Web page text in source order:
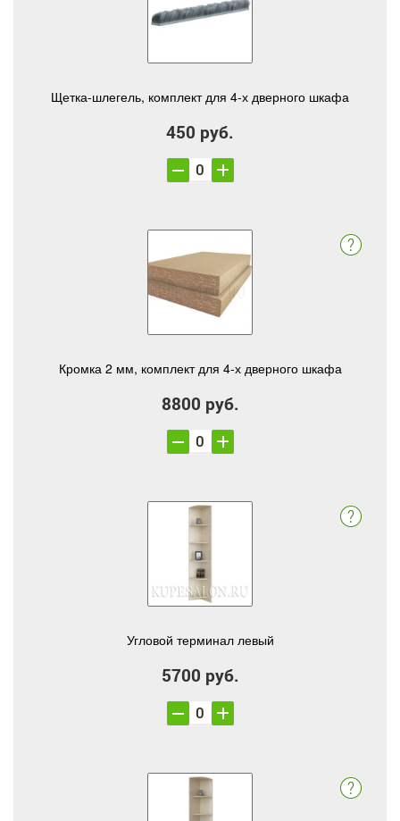
Щетка-шлегель, комплект для 4-х дверного шкафа
450 руб.
Кромка 2 мм, комплект для 4-х дверного шкафа
8800 руб.
Угловой терминал левый
5700 руб.